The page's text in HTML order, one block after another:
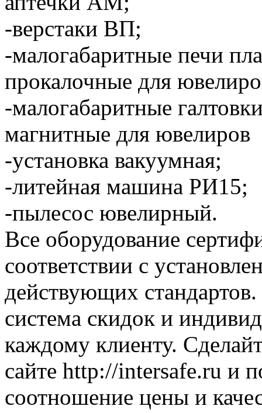
-верстаки ВП;
-малогабаритные печи
прокалочные для
-малогабаритные
магнитные для ювелиров
-установка вакуумная;
-литейная машина РИ15;
-пылесос ювелирный.
Все оборудование
соответствии с
действующих
система скидок и
каждому клиенту.
сайте http://intersafe.ru и
соотношение цены и